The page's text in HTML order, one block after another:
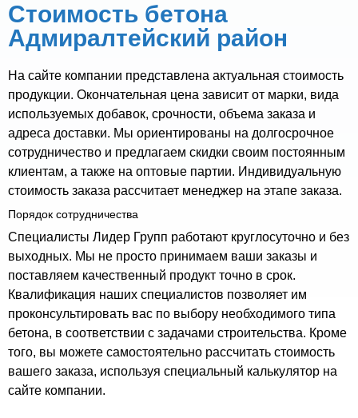
Стоимость бетона
Адмиралтейский район
На сайте компании представлена актуальная стоимость
продукции. Окончательная цена зависит от марки, вида
используемых добавок, срочности, объема заказа и
адреса доставки. Мы ориентированы на долгосрочное
сотрудничество и предлагаем скидки своим постоянным
клиентам, а также на оптовые партии. Индивидуальную
стоимость заказа рассчитает менеджер на этапе заказа.
Порядок сотрудничества
Специалисты Лидер Групп работают круглосуточно и без
выходных. Мы не просто принимаем ваши заказы и
поставляем качественный продукт точно в срок.
Квалификация наших специалистов позволяет им
проконсультировать вас по выбору необходимого типа
бетона, в соответствии с задачами строительства. Кроме
того, вы можете самостоятельно рассчитать стоимость
вашего заказа, используя специальный калькулятор на
сайте компании.